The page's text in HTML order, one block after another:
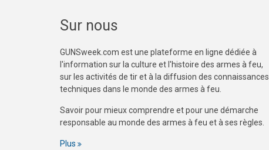
Sur nous
GUNSweek.com est une plateforme en ligne dédiée à
l'information sur la culture et l'histoire des armes à feu,
sur les activités de tir et à la diffusion des connaissances
techniques dans le monde des armes à feu.
Savoir pour mieux comprendre et pour une démarche
responsable au monde des armes à feu et à ses règles.
Plus